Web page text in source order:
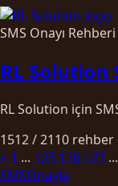
SMS Onayı Rehberi
RL Solution
RL Solution için
1512 / 2110
< 1 ... 125 126 127 ...
SMSOnayla